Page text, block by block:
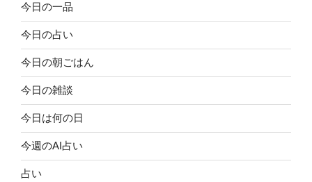
今日の一品
今日の占い
今日の朝ごはん
今日の雑談
今日は何の日
今週のAI占い
占い